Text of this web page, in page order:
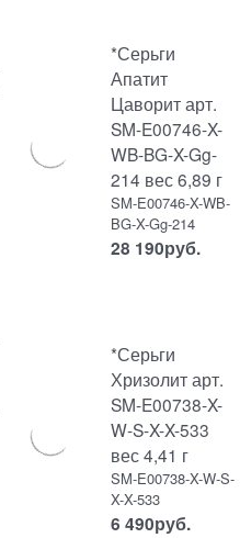
*Серьги
Апатит
Цаворит арт.
SM-E00746-X-
WB-BG-X-Gg-
214 вес 6,89 г
SM-E00746-X-WB-
BG-X-Gg-214
28 190руб.
*Серьги
Хризолит арт.
SM-E00738-X-
W-S-X-X-533
вес 4,41 г
SM-E00738-X-W-S-
X-X-533
6 490руб.